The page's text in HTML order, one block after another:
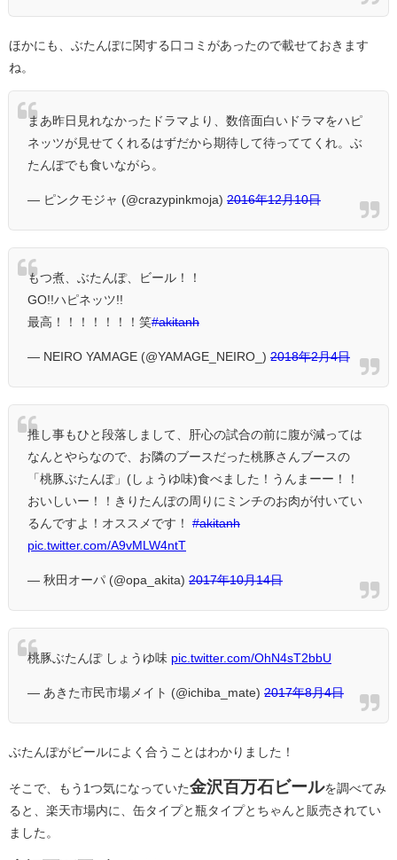
ほかにも、ぶたんぽに関する口コミがあったので載せておきます
ね。
まあ昨日見れなかったドラマより、数倍面白いドラマをハピ
ネッツが見せてくれるはずだから期待して待っててくれ。ぶ
たんぽでも食いながら。
— ピンクモジャ (@crazypinkmoja) 2016年12月10日
もつ煮、ぶたんぽ、ビール！！
GO!!ハピネッツ!!
最高！！！！！！！笑#akitanh
— NEIRO YAMAGE (@YAMAGE_NEIRO_) 2018年2月4日
推し事もひと段落しまして、肝心の試合の前に腹が減っては
なんとやらなので、お隣のブースだった桃豚さんブースの
「桃豚ぶたんぽ」(しょうゆ味)食べました！うんまーー！！
おいしいー！！きりたんぽの周りにミンチのお肉が付いてい
るんですよ！オススメです！ #akitanh
pic.twitter.com/A9vMLW4ntT
— 秋田オーパ (@opa_akita) 2017年10月14日
桃豚ぶたんぽ しょうゆ味 pic.twitter.com/OhN4sT2bbU
— あきた市民市場メイト (@ichiba_mate) 2017年8月4日
ぶたんぽがビールによく合うことはわかりました！
そこで、もう1つ気になっていた金沢百万石ビールを調べてみ
ると、楽天市場内に、缶タイプと瓶タイプとちゃんと販売されてい
ました。